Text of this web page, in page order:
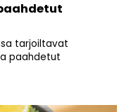
tarjoiltavat
paahdetut